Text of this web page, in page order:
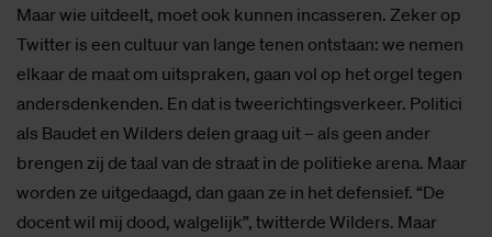
Maar wie uitdeelt, moet ook kunnen incasseren. Zeker op
Twitter is een cultuur van lange tenen ontstaan: we nemen
elkaar de maat om uitspraken, gaan vol op het orgel tegen
andersdenkenden. En dat is tweerichtingsverkeer. Politici
als Baudet en Wilders delen graag uit – als geen ander
brengen zij de taal van de straat in de politieke arena. Maar
worden ze uitgedaagd, dan gaan ze in het defensief. “De
docent wil mij dood, walgelijk”, twitterde Wilders. Maar